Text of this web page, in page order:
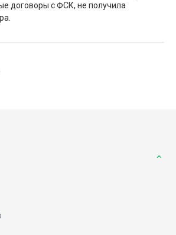
договоры с ФСК, не получила